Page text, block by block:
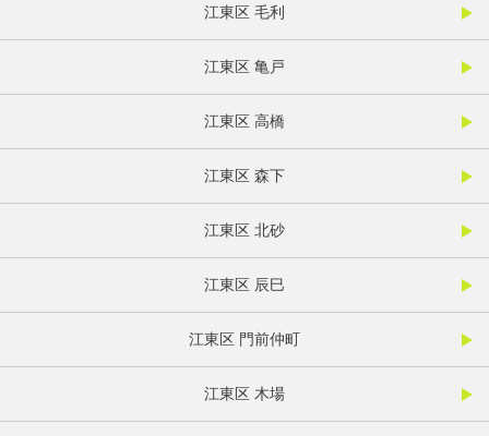
江東区 毛利
江東区 亀戸
江東区 高橋
江東区 森下
江東区 北砂
江東区 辰巳
江東区 門前仲町
江東区 木場